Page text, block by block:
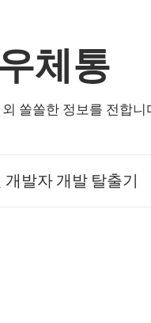
체통
쏠쏠한 정보를 전합니
개발자 개발 탈출기